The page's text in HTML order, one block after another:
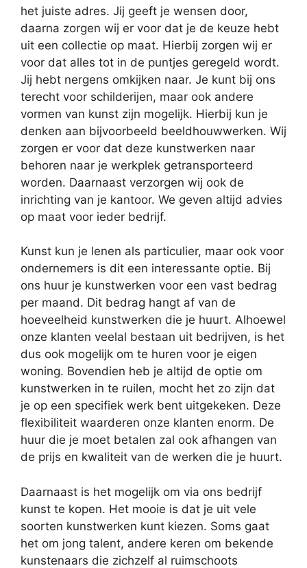
het juiste adres. Jij geeft je wensen door,
daarna zorgen wij er voor dat je de keuze hebt
uit een collectie op maat. Hierbij zorgen wij er
voor dat alles tot in de puntjes geregeld wordt.
Jij hebt nergens omkijken naar. Je kunt bij ons
terecht voor schilderijen, maar ook andere
vormen van kunst zijn mogelijk. Hierbij kun je
denken aan bijvoorbeeld beeldhouwwerken. Wij
zorgen er voor dat deze kunstwerken naar
behoren naar je werkplek getransporteerd
worden. Daarnaast verzorgen wij ook de
inrichting van je kantoor. We geven altijd advies
op maat voor ieder bedrijf.
Kunst kun je lenen als particulier, maar ook voor
ondernemers is dit een interessante optie. Bij
ons huur je kunstwerken voor een vast bedrag
per maand. Dit bedrag hangt af van de
hoeveelheid kunstwerken die je huurt. Alhoewel
onze klanten veelal bestaan uit bedrijven, is het
dus ook mogelijk om te huren voor je eigen
woning. Bovendien heb je altijd de optie om
kunstwerken in te ruilen, mocht het zo zijn dat
je op een specifiek werk bent uitgekeken. Deze
flexibiliteit waarderen onze klanten enorm. De
huur die je moet betalen zal ook afhangen van
de prijs en kwaliteit van de werken die je huurt.
Daarnaast is het mogelijk om via ons bedrijf
kunst te kopen. Het mooie is dat je uit vele
soorten kunstwerken kunt kiezen. Soms gaat
het om jong talent, andere keren om bekende
kunstenaars die zichzelf al ruimschoots